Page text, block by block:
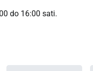
do 16:00 sati.